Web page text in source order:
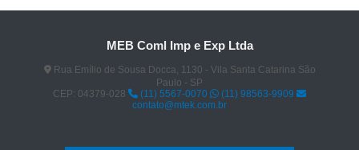
MEB Coml Imp e Exp Ltda
Rua Emílio de Sousa Docca, 1130 - Vila Santa Catarina São
Paulo - SP
CEP: 04379-028
(11) 5567-0070
(11) 98563-9909
contato@mtek.com.br